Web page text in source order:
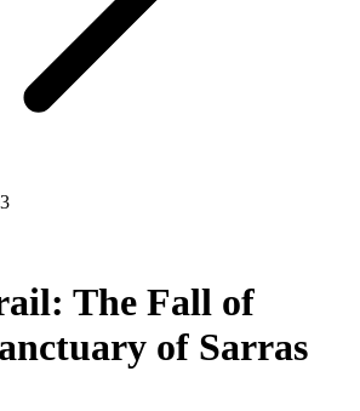
The Fall of
of Sarras